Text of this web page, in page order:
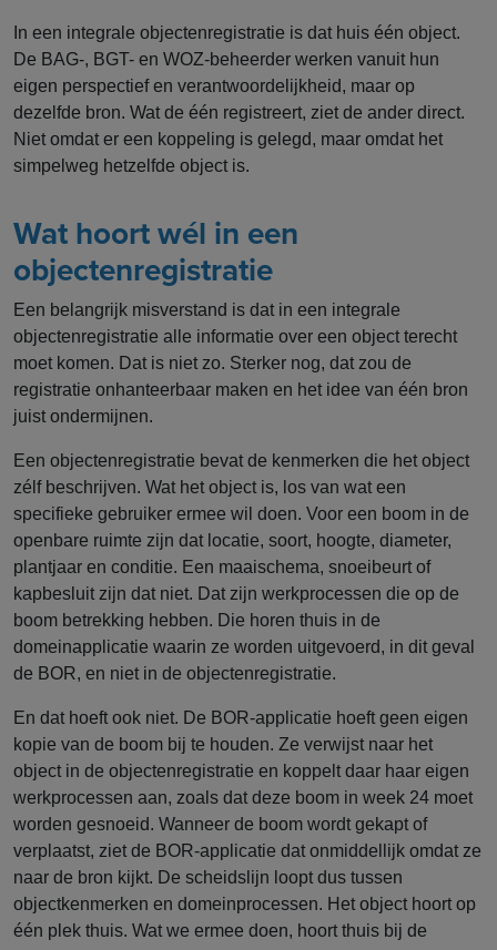
In een integrale objectenregistratie is dat huis één object.
De BAG-, BGT- en WOZ-beheerder werken vanuit hun
eigen perspectief en verantwoordelijkheid, maar op
dezelfde bron. Wat de één registreert, ziet de ander direct.
Niet omdat er een koppeling is gelegd, maar omdat het
simpelweg hetzelfde object is.
Wat hoort wél in een
objectenregistratie
Een belangrijk misverstand is dat in een integrale
objectenregistratie alle informatie over een object terecht
moet komen. Dat is niet zo. Sterker nog, dat zou de
registratie onhanteerbaar maken en het idee van één bron
juist ondermijnen.
Een objectenregistratie bevat de kenmerken die het object
zélf beschrijven. Wat het object is, los van wat een
specifieke gebruiker ermee wil doen. Voor een boom in de
openbare ruimte zijn dat locatie, soort, hoogte, diameter,
plantjaar en conditie. Een maaischema, snoeibeurt of
kapbesluit zijn dat niet. Dat zijn werkprocessen die op de
boom betrekking hebben. Die horen thuis in de
domeinapplicatie waarin ze worden uitgevoerd, in dit geval
de BOR, en niet in de objectenregistratie.
En dat hoeft ook niet. De BOR-applicatie hoeft geen eigen
kopie van de boom bij te houden. Ze verwijst naar het
object in de objectenregistratie en koppelt daar haar eigen
werkprocessen aan, zoals dat deze boom in week 24 moet
worden gesnoeid. Wanneer de boom wordt gekapt of
verplaatst, ziet de BOR-applicatie dat onmiddellijk omdat ze
naar de bron kijkt. De scheidslijn loopt dus tussen
objectkenmerken en domeinprocessen. Het object hoort op
één plek thuis. Wat we ermee doen, hoort thuis bij de